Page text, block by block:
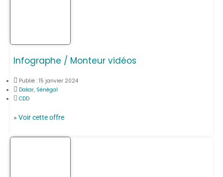
Infographe / Monteur vidéos
Publié : 15 janvier 2024
Dakar, Sénégal
CDD
» Voir cette offre